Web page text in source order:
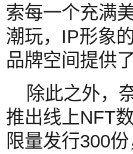
索每一个充满
潮玩，IP形象
品牌空间提供
除此之外，
推出线上NFT
限量发行300